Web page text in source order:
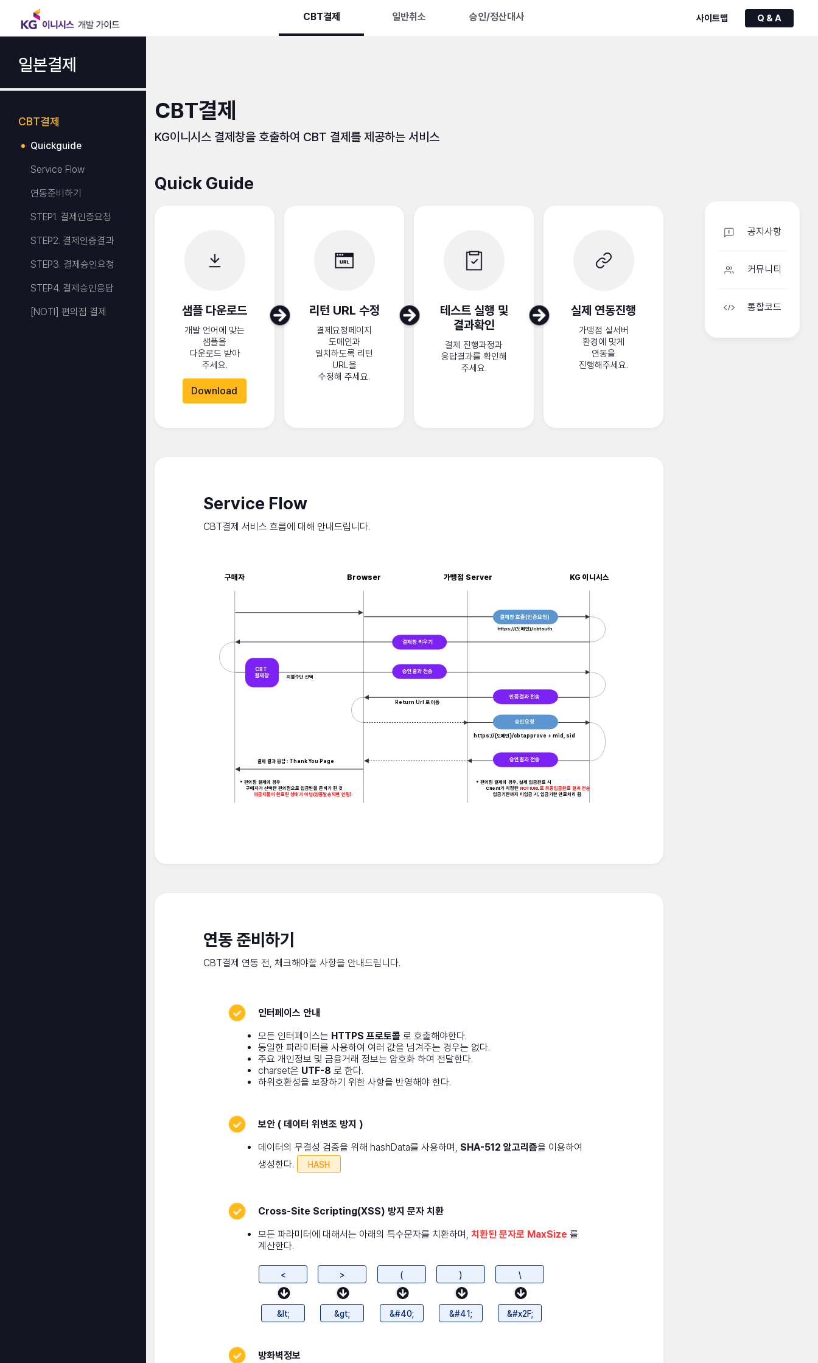
공지사항
커뮤니티
통합코드
CBT결제 일반취소 승인/정산대사 사이트맵 Q & A
일본결제
CBT결제
Quickguide
Service Flow
연동준비하기
STEP1. 결제인증요청
STEP2. 결제인증결과
STEP3. 결제승인요청
STEP4. 결제승인응답
[NOTI] 편의점 결제
CBT결제
KG이니시스 결제창을 호출하여 CBT 결제를 제공하는 서비스
Quick Guide
샘플 다운로드
개발 언어에 맞는
샘플을
다운로드 받아
주세요.
Download
리턴 URL 수정
결제요청페이지
도메인과
일치하도록 리턴
URL을
수정해 주세요.
테스트 실행 및
결과확인
결제 진행과정과
응답결과를 확인해
주세요.
실제 연동진행
가맹점 실서버
환경에 맞게
연동을
진행해주세요.
Service Flow
CBT결제 서비스 흐름에 대해 안내드립니다.
KG 이니시스
가맹점 Server
Browser
구매자
결제창 호출(인증요청)
인증결과 전송
승인요청
승인결과 전송
결제창 띄우기
승인결과 전송
CBT
결제창 지불수단 선택
https://{도메인}/cbtauth
Return Url 로 이동
https://{도메인}/cbtapprove + mid, sid
결제 결과 응답 : Thank You Page
* 편의점 결제의 경우
구매자가 선택한 편의점으로 입금받을 준비가 된 것
대금지불이 완료된 상태가 아님(상품발송되면 안됨)
* 편의점 결제의 경우, 실제 입금완료 시
Client가 지정한 NOTIURL로 최종입금완료 결과 전송
입금기한까지 미입금 시, 입금기한 만료처리 됨
연동 준비하기
CBT결제 연동 전, 체크해야할 사항을 안내드립니다.
인터페이스 안내
모든 인터페이스는 HTTPS 프로토콜 로 호출해야한다.
동일한 파라미터를 사용하여 여러 값을 넘겨주는 경우는 없다.
주요 개인정보 및 금융거래 정보는 암호화 하여 전달한다.
charset은 UTF-8 로 한다.
하위호환성을 보장하기 위한 사항을 반영해야 한다.
보안 ( 데이터 위변조 방지 )
데이터의 무결성 검증을 위해 hashData를 사용하며, SHA-512 알고리즘을 이용하여
생성한다.
HASH
Cross-Site Scripting(XSS) 방지 문자 치환
모든 파라미터에 대해서는 아래의 특수문자를 치환하며, 치환된 문자로 MaxSize 를
계산한다.
<
&lt;
>
&gt;
(
&#40;
)
&#41;
\
&#x2F;
방화벽정보